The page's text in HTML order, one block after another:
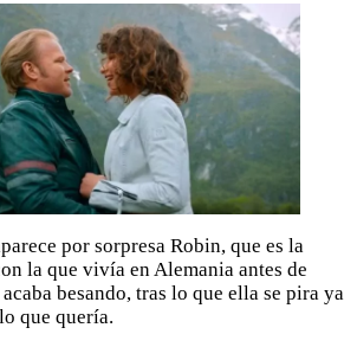
por sorpresa Robin, que es la
la que vivía en Alemania antes de
besando, tras lo que ella se pira ya
que quería.